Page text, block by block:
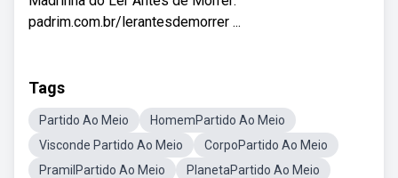
padrim.com.br/lerantesdemorrer ...
Tags
Partido Ao Meio
HomemPartido Ao Meio
Visconde Partido Ao Meio
CorpoPartido Ao Meio
PramilPartido Ao Meio
PlanetaPartido Ao Meio